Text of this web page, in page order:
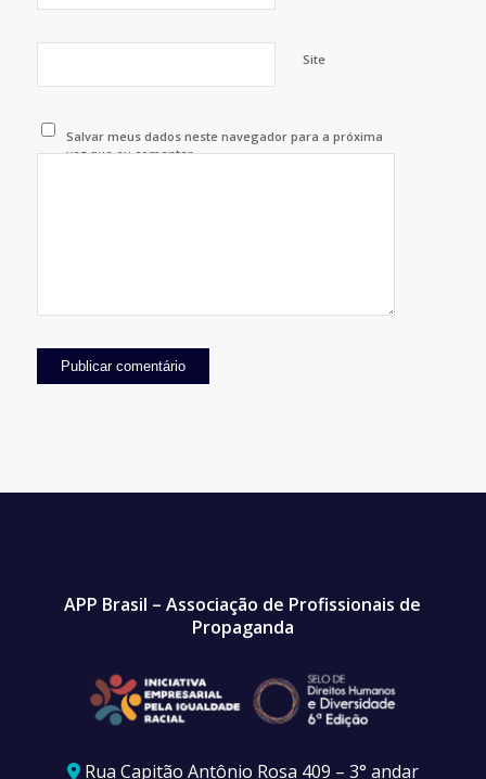
Site
Salvar meus dados neste navegador para a próxima
vez que eu comentar.
APP Brasil – Associação de Profissionais de
Propaganda
Rua Capitão Antônio Rosa 409 – 3° andar